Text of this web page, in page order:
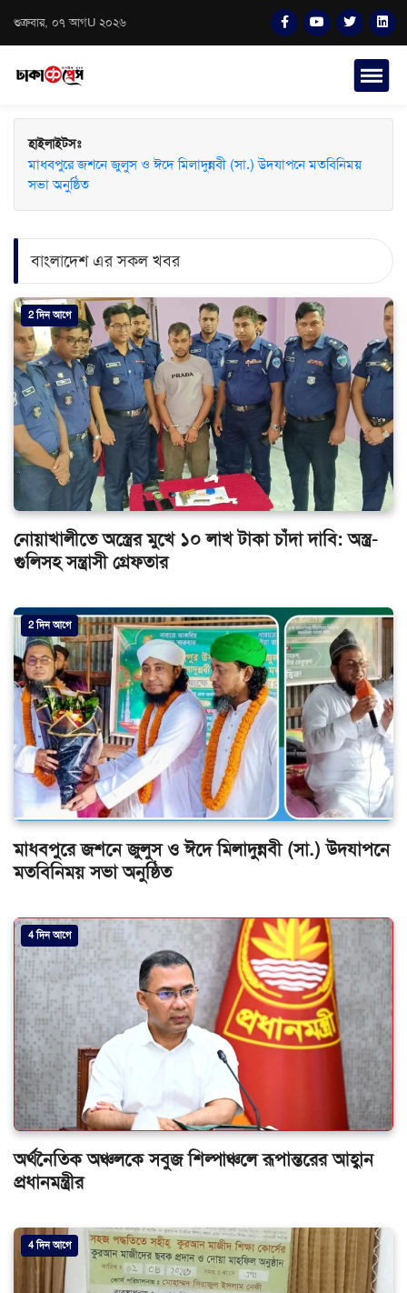
শুক্রবার, ০৭ আগU ২০২৬
হাইলাইটসঃ
মাধবপুরে জশনে জুলুস ও ঈদে মিলাদুন্নবী (সা.) উদযাপনে মতবিনিময়
সভা অনুষ্ঠিত
বাংলাদেশ এর সকল খবর
2 দিন আগে
নোয়াখালীতে অস্ত্রের মুখে ১০ লাখ টাকা চাঁদা দাবি: অস্ত্র-
গুলিসহ সন্ত্রাসী গ্রেফতার
2 দিন আগে
মাধবপুরে জশনে জুলুস ও ঈদে মিলাদুন্নবী (সা.) উদযাপনে
মতবিনিময় সভা অনুষ্ঠিত
4 দিন আগে
অর্থনৈতিক অঞ্চলকে সবুজ শিল্পাঞ্চলে রূপান্তরের আহ্বান
প্রধানমন্ত্রীর
4 দিন আগে